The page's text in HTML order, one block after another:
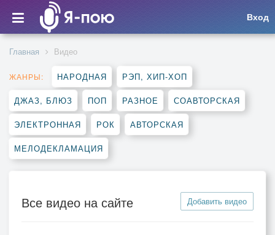
Вход
Главная Видео
ЖАНРЫ: НАРОДНАЯ РЭП, ХИП-ХОП
ДЖАЗ, БЛЮЗ ПОП РАЗНОЕ СОАВТОРСКАЯ
ЭЛЕКТРОННАЯ РОК АВТОРСКАЯ
МЕЛОДЕКЛАМАЦИЯ
Все видео на сайте Добавить видео